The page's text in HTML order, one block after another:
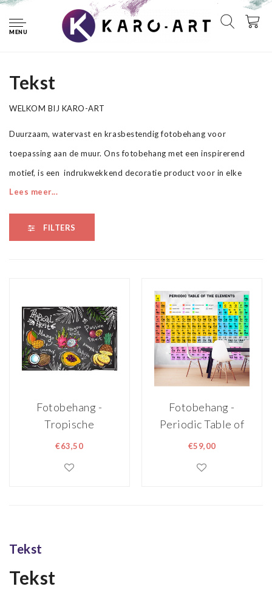
MENU
Fotobehang Tekst
Tekst
WELKOM BIJ KARO-ART
Duurzaam, watervast en krasbestendig fotobehang voor
toepassing aan de muur. Ons fotobehang met een inspirerend
motief, is een indrukwekkend decoratie product voor in elke
ruimte. Het fotobehang kan in elke ruimte worden opgehangen,
zelfs in de badkamer of keuken. levendige kleuren, zorgt ervoor
dat met ons fotobehang uw ruimte ruimtelijker oogt.
Lees meer...
FILTERS
Fotobehang -
Tropische
vruchten met
in de keuken, 11
€63,50
Fotobehang -
Periodic Table of
the Elements ,
Systeem, premium
€59,00
Tekst
Tekst